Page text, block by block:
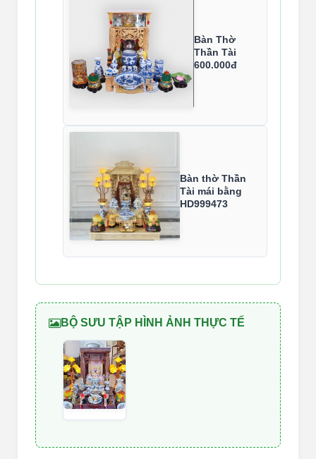
Bàn Thờ
Thần Tài
600.000đ
Bàn thờ Thần
Tài mái bằng
HD999473
BỘ SƯU TẬP HÌNH ẢNH THỰC TẾ